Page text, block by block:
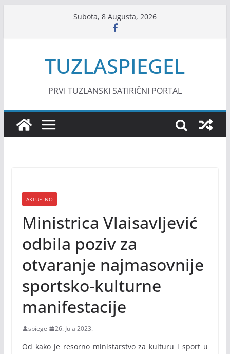
Subota, 8 Augusta, 2026
TUZLASPIEGEL
PRVI TUZLANSKI SATIRIČNI PORTAL
AKTUELNO
Ministrica Vlaisavljević
odbila poziv za
otvaranje najmasovnije
sportsko-kulturne
manifestacije
spiegel 26. Jula 2023.
Od kako je resorno ministarstvo za kulturu i sport u